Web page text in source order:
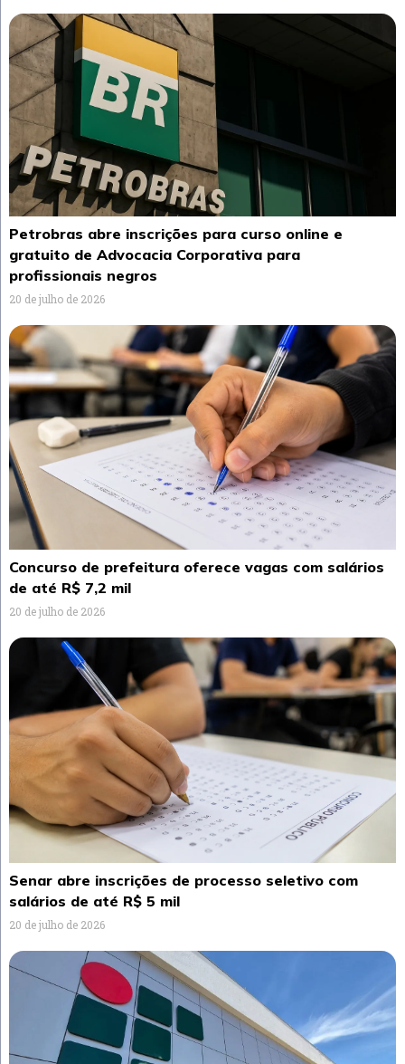
Petrobras abre inscrições para curso online e
gratuito de Advocacia Corporativa para
profissionais negros
20 de julho de 2026
Concurso de prefeitura oferece vagas com salários
de até R$ 7,2 mil
20 de julho de 2026
Senar abre inscrições de processo seletivo com
salários de até R$ 5 mil
20 de julho de 2026